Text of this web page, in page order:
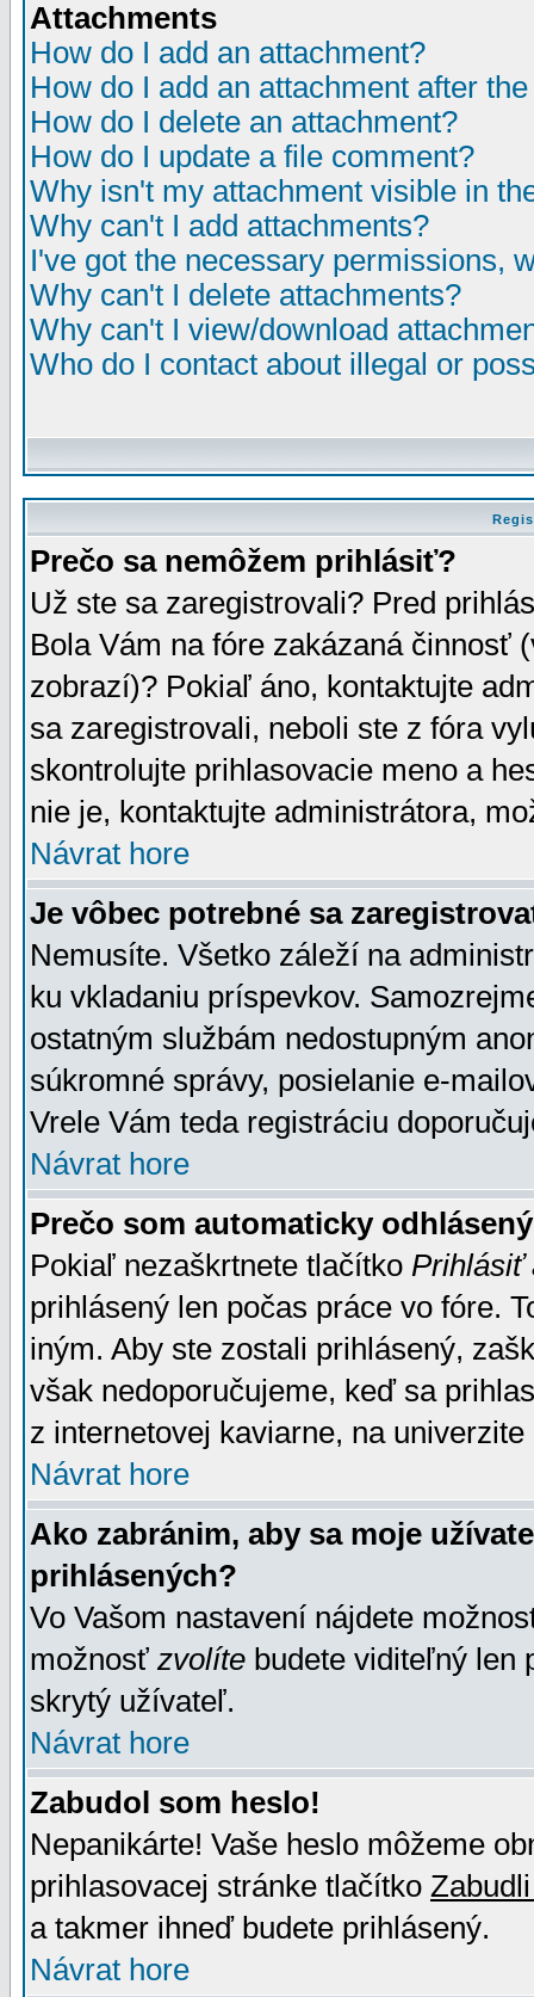
Attachments
How do I add an attachment?
How do I add an attachment after
How do I delete an attachment?
How do I update a file comment?
Why isn't my attachment visible in
Why can't I add attachments?
I've got the necessary permissions,
Why can't I delete attachments?
Why can't I view/download
Who do I contact about illegal or
Prečo sa nemôžem prihlásiť?
Už ste sa zaregistrovali? Pred
Bola Vám na fóre zakázaná činnosť
zobrazí)? Pokiaľ áno, kontaktujte
sa zaregistrovali, neboli ste z fóra
skontrolujte prihlasovacie meno a
nie je, kontaktujte administrátora,
Návrat hore
Je vôbec potrebné sa
Nemusíte. Všetko záleží na
ku vkladaniu príspevkov.
ostatným službám nedostupným
súkromné správy, posielanie e-
Vrele Vám teda registráciu
Návrat hore
Prečo som automaticky
Pokiaľ nezaškrtnete tlačítko Prihlásiť
prihlásený len počas práce vo fóre.
iným. Aby ste zostali prihlásený,
však nedoporučujeme, keď sa
z internetovej kaviarne, na univerzite
Návrat hore
Ako zabránim, aby sa moje
prihlásených?
Vo Vašom nastavení nájdete
možnosť zvolíte budete viditeľný len
skrytý užívateľ.
Návrat hore
Zabudol som heslo!
Nepanikárte! Vaše heslo môžeme
prihlasovacej stránke tlačítko
a takmer ihneď budete prihlásený.
Návrat hore